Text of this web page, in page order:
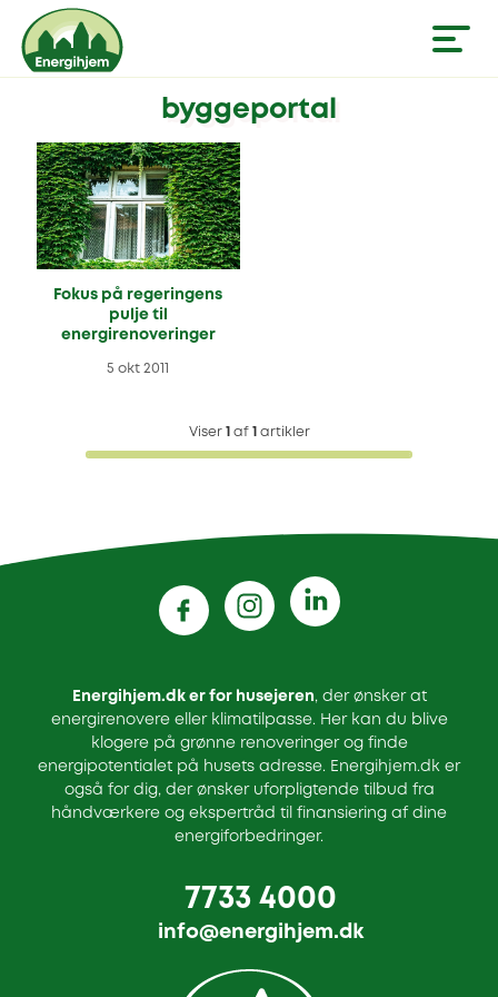
byggeportal
Fokus på regeringens
pulje til
energirenoveringer
5 okt 2011
Viser af artikler
Energihjem.dk er for husejeren, der ønsker at
energirenovere eller klimatilpasse. Her kan du blive
klogere på grønne renoveringer og finde
energipotentialet på husets adresse. Energihjem.dk er
også for dig, der ønsker uforpligtende tilbud fra
håndværkere og ekspertråd til finansiering af dine
energiforbedringer.
7733 4000
info@energihjem.dk